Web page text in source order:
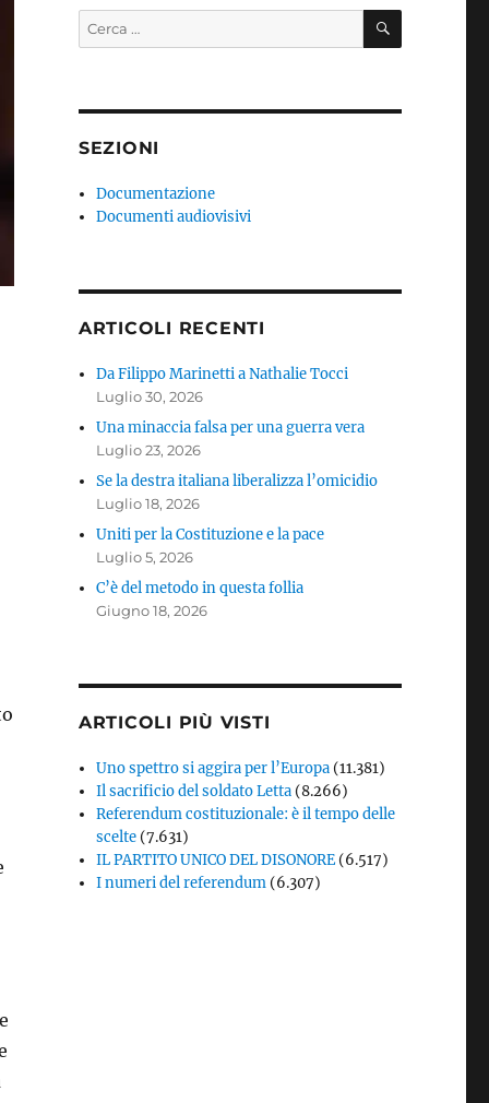
Cerca: CERCA
SEZIONI
Documentazione
Documenti audiovisivi
ARTICOLI RECENTI
Da Filippo Marinetti a Nathalie Tocci
Luglio 30, 2026
Una minaccia falsa per una guerra vera
Luglio 23, 2026
Se la destra italiana liberalizza l’omicidio
Luglio 18, 2026
Uniti per la Costituzione e la pace
Luglio 5, 2026
C’è del metodo in questa follia
Giugno 18, 2026
ARTICOLI PIÙ VISTI
Uno spettro si aggira per l’Europa (11.381)
Il sacrificio del soldato Letta (8.266)
Referendum costituzionale: è il tempo delle
scelte (7.631)
IL PARTITO UNICO DEL DISONORE (6.517)
I numeri del referendum (6.307)